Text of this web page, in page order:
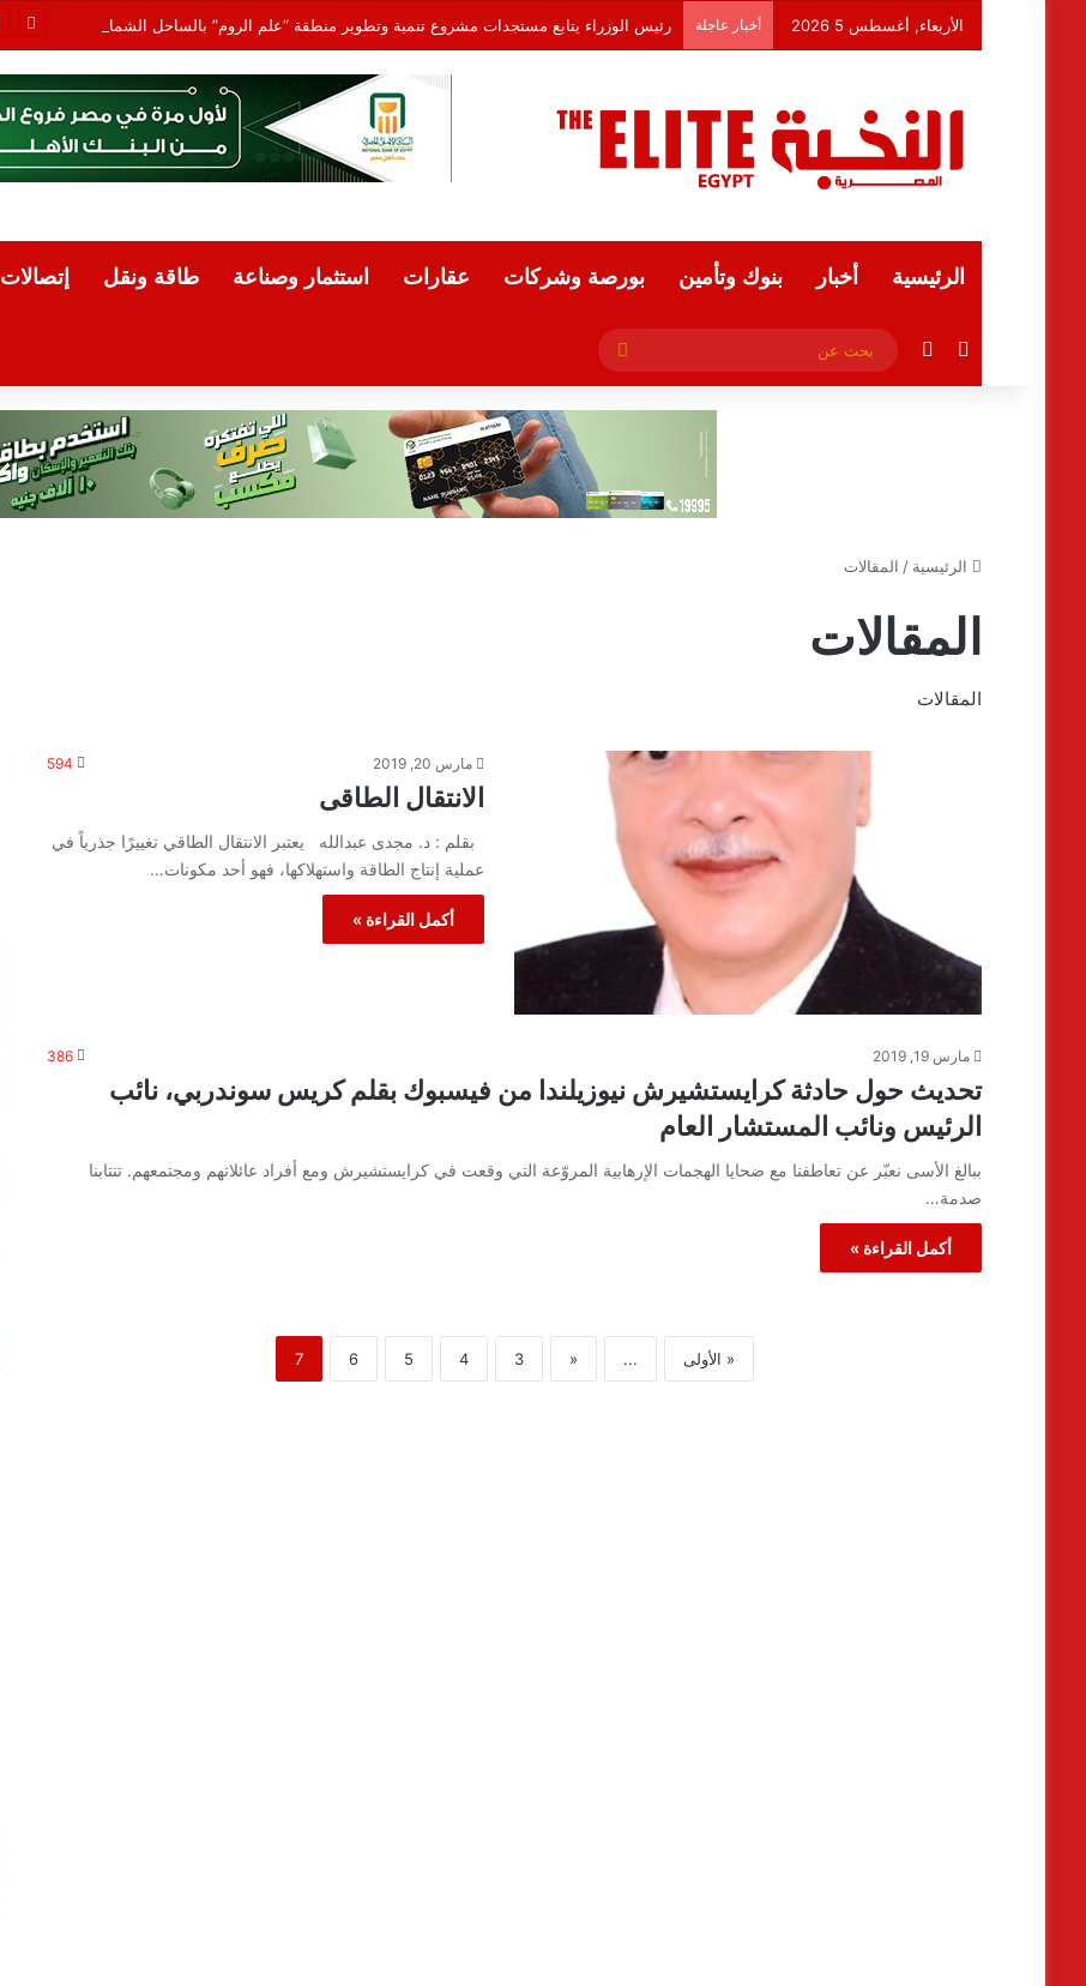
الأربعاء, أغسطس 5 2026 أخبار عاجلة رئيس الوزراء يتابع مستجدات مشروع تنمية وتطوير منطقة “علم الروم” بالساحل الشمالي
الرئيسية أخبار بنوك وتأمين بورصة وشركات عقارات استثمار وصناعة طاقة ونقل إتصالات
فيسبوكملخص الموقع RSS
بحث
عن
الرئيسية / المقالات
المقالات
المقالات
مارس 20, 2019 594
الانتقال الطاقى
بقلم : د. مجدى عبدالله يعتبر الانتقال الطاقي تغييرًا جذرياً في
عملية إنتاج الطاقة واستهلاكها، فهو أحد مكونات…
أكمل القراءة »
مارس 19, 2019 386
تحديث حول حادثة كرايستشيرش نيوزيلندا من فيسبوك بقلم كريس سوندربي، نائب
الرئيس ونائب المستشار العام
ببالغ الأسى نعبّر عن تعاطفنا مع ضحايا الهجمات الإرهابية المروّعة التي وقعت في كرايستشيرش ومع أفراد عائلاتهم ومجتمعهم. تنتابنا
صدمة…
أكمل القراءة »
« الأولى ...
«
3
4
5
6
7